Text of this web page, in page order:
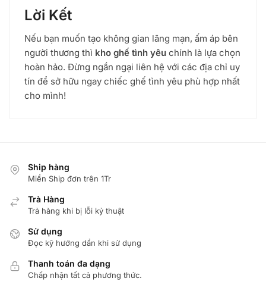
Lời Kết
Nếu bạn muốn tạo không gian lãng mạn, ấm áp bên
người thương thì kho ghế tình yêu chính là lựa chọn
hoàn hảo. Đừng ngần ngại liên hệ với các địa chỉ uy
tín để sở hữu ngay chiếc ghế tình yêu phù hợp nhất
cho mình!
Ship hàng
Miển Ship đơn trên 1Tr
Trà Hàng
Trả hàng khi bị lỗi kỷ thuật
Sử dụng
Đọc kỹ hướng dẩn khi sử dụng
Thanh toán đa dạng
Chấp nhận tất cả phương thức.